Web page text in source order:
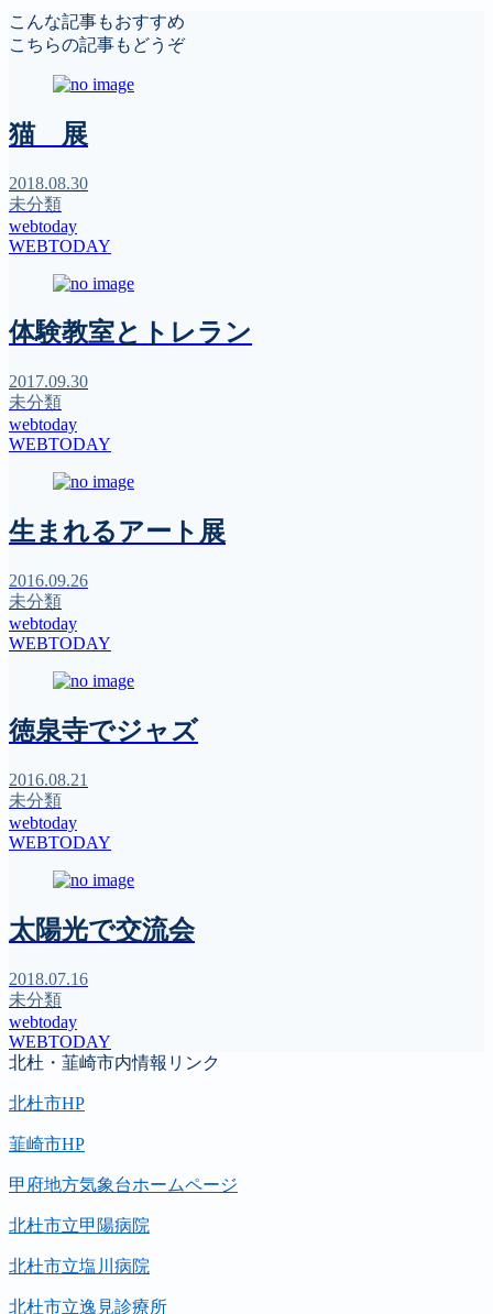
こんな記事もおすすめ
こちらの記事もどうぞ
猫 展
2018.08.30
未分類
webtoday
WEBTODAY
体験教室とトレラン
2017.09.30
未分類
webtoday
WEBTODAY
生まれるアート展
2016.09.26
未分類
webtoday
WEBTODAY
徳泉寺でジャズ
2016.08.21
未分類
webtoday
WEBTODAY
太陽光で交流会
2018.07.16
未分類
webtoday
WEBTODAY
北杜・韮崎市内情報リンク
北杜市HP
韮崎市HP
甲府地方気象台ホームページ
北杜市立甲陽病院
北杜市立塩川病院
北杜市立逸見診療所